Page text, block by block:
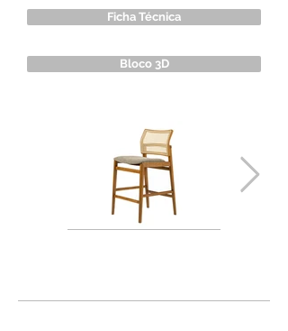
Ficha Técnica
Bloco 3D